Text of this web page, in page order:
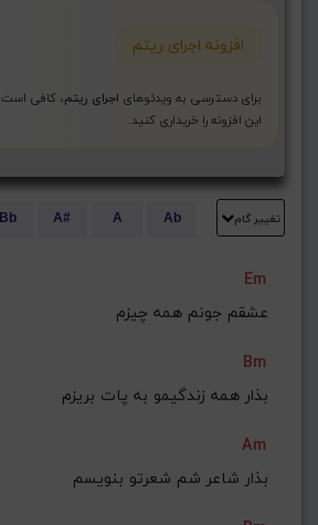
افزونه اجرای ریتم
برای دسترسی به ویدئوهای اجرای ریتم، کافی است
این افزونه را خریداری کنید.
تغییر گام Ab
A
A#
Bb
Em
عشقم جونم همه چیزم
Bm
بذار همه زندگیمو به پات بریزم
Am
بذار شاعر شم شعرتو بنویسم